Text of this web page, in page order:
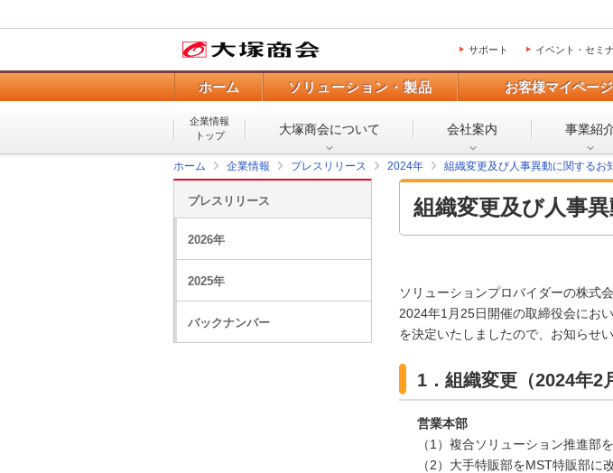
サポート イベント・セミ
ホーム ソリューション・製品 お客様マイページ
企業情報
トップ
大塚商会について 会社案内 事業紹
ホーム 企業情報 プレスリリース 2024年 組織変更及び人事異動に関するお
組織変更及び人事
ソリューションプロバイダーの株式
2024年1月25日開催の取締役会にお
を決定いたしましたので、お知らせい
1．組織変更（2024年2
営業本部
（1）複合ソリューション推進部
（2）大手特販部をMST特販部に
プレスリリース
2026年
2025年
バックナンバー